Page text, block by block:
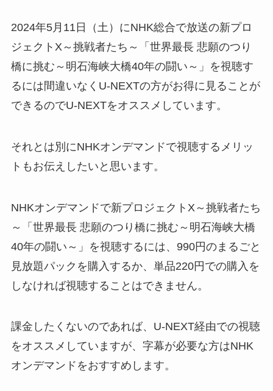
2024年5月11日（土）にNHK総合で放送の新プロ
ジェクトX～挑戦者たち～「世界最長 悲願のつり
橋に挑む～明石海峡大橋40年の闘い～」を視聴す
るには間違いなくU-NEXTの方がお得に見ることが
できるのでU-NEXTをオススメしています。
それとは別にNHKオンデマンドで視聴するメリッ
トもお伝えしたいと思います。
NHKオンデマンドで新プロジェクトX～挑戦者たち
～「世界最長 悲願のつり橋に挑む～明石海峡大橋
40年の闘い～」を視聴するには、990円のまるごと
見放題パックを購入するか、単品220円での購入を
しなければ視聴することはできません。
課金したくないのであれば、U-NEXT経由での視聴
をオススメしていますが、字幕が必要な方はNHK
オンデマンドをおすすめします。